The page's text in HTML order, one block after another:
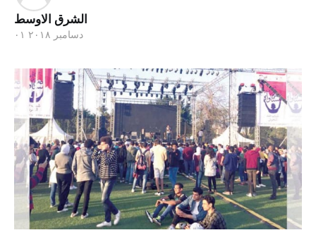
الشرق الاوسط
۰۱ دسامبر ۲۰۱۸